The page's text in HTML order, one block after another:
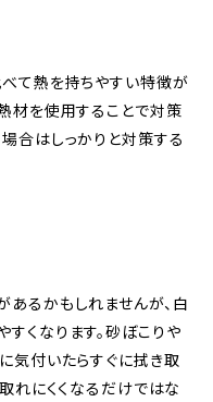
て熱を持ちやすい特徴が
材を使用することで対策
合はしっかりと対策する
るかもしれませんが、白
くなります。砂ぼこりや
気付いたらすぐに拭き取
れにくくなるだけではな